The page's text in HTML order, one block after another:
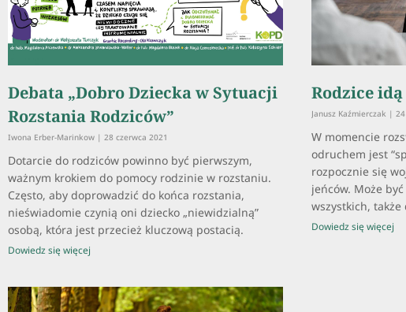
Debata „Dobro Dziecka w Sytuacji
Rozstania Rodziców”
Iwona Erber-Marinkow 28 czerwca 2021
Dotarcie do rodziców powinno być pierwszym,
ważnym krokiem do pomocy rodzinie w rozstaniu.
Często, aby doprowadzić do końca rozstania,
nieświadomie czynią oni dziecko „niewidzialną”
osobą, która jest przecież kluczową postacią.
Dowiedz się więcej
Rodzice
Janusz Kaźmierczak
W momencie
odruchem jest
rozpocznie się
jeńców. Może
wszystkich, także
Dowiedz się więcej